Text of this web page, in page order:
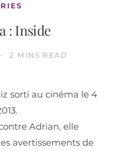
: Inside
2 MINS READ
sorti au cinéma le 4
Adrian, elle
avertissements de